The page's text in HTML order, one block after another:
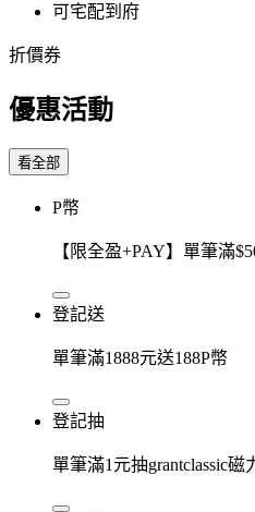
可宅配到府
折價券
優惠活動
看全部
P幣
【限全盈+PAY】單筆滿
登記送
單筆滿1888元送188P幣
登記抽
單筆滿1元抽grantclassic磁